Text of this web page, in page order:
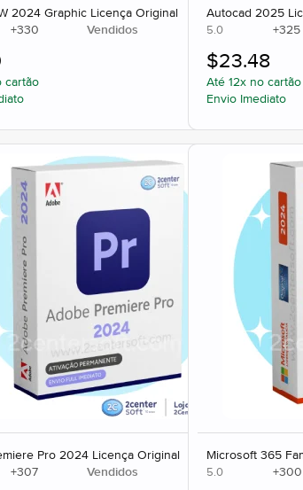
2024 Graphic Licença Original
+330 Vendidos
cartão
Autocad 2025
5.0 +325
Até 12x no cartão
Envio Imediato
$23.48
Pro 2024 Licença Original
+307 Vendidos
Microsoft 365
5.0 +300